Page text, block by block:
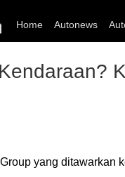
Home Autonews